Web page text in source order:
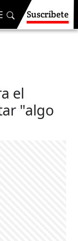
Suscríbete
el
"algo